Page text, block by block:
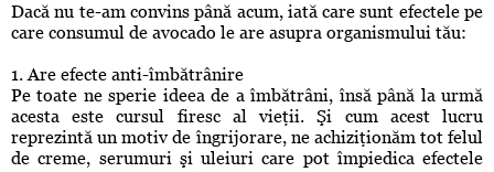
Dacă nu te-am convins până acum, iată care sunt efectele pe
care consumul de avocado le are asupra organismului tău:
1. Are efecte anti-îmbătrânire
Pe toate ne sperie ideea de a îmbătrâni, însă până la urmă
acesta este cursul firesc al vieţii. Şi cum acest lucru
reprezintă un motiv de îngrijorare, ne achiziţionăm tot felul
de creme, serumuri şi uleiuri care pot împiedica efectele